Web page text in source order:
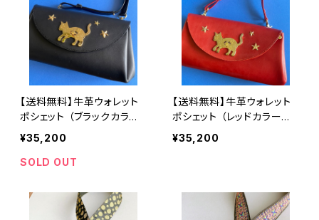
【送料無料】牛革ウォレット
ポシェット （ブラックカラー
金具ネコ）
¥35,200
SOLD OUT
【送料無料】牛革ウォレット
ポシェット （レッドカラー金
具ネコ）
¥35,200